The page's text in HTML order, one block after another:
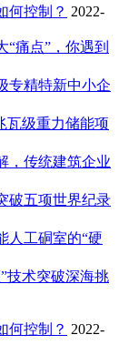
何控制？ 2022-
痛点”，你遇到
专精特新中小企
瓦级重力储能项
，传统建筑企业
破五项世界纪录
人工硐室的“硬
技术突破深海挑
何控制？ 2022-